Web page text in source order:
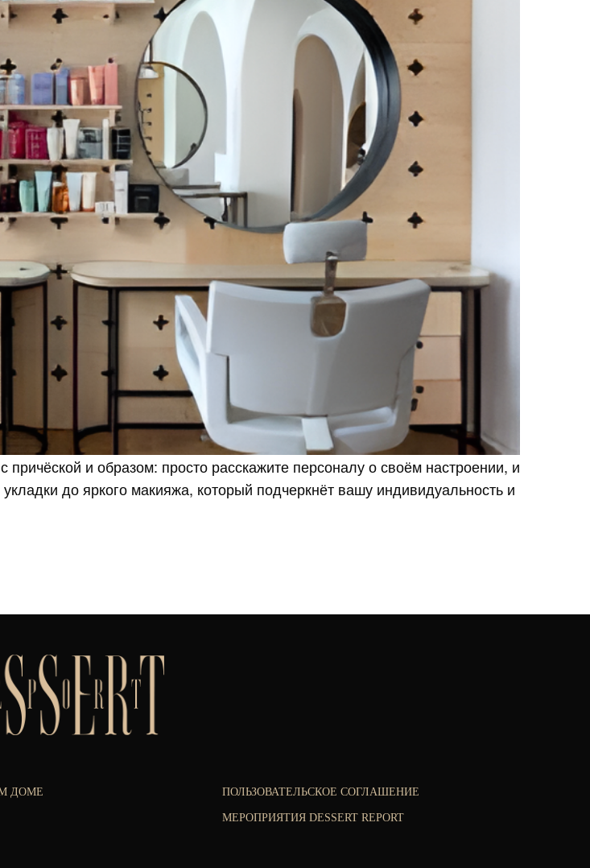
и образом: просто расскажите персоналу о своём настроении, и
до яркого макияжа, который подчеркнёт вашу индивидуальность и
ДОМЕ ПОЛЬЗОВАТЕЛЬСКОЕ СОГЛАШЕНИЕ
МЕРОПРИЯТИЯ DESSERT REPORT